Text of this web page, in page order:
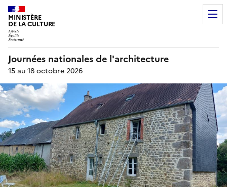
MINISTÈRE
DE LA CULTURE
Journées nationales de l'architecture
15 au 18 octobre 2026